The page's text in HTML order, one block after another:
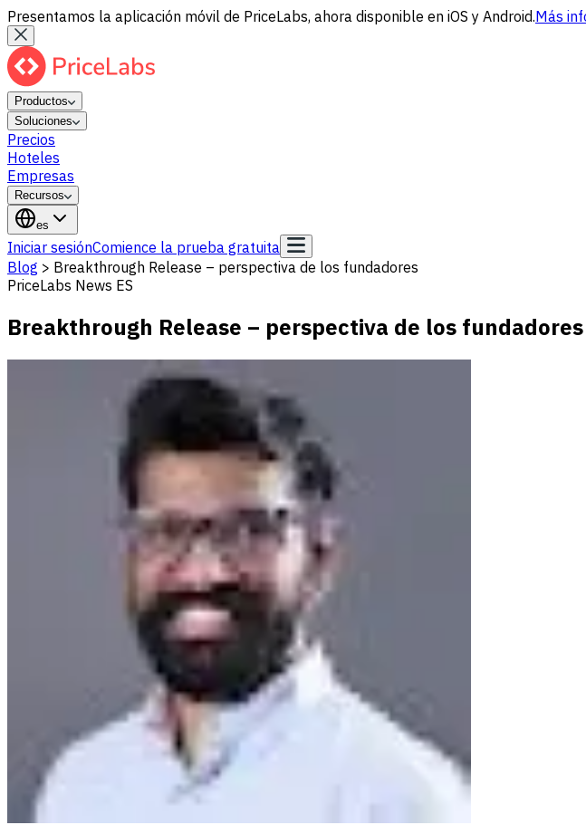
Presentamos la aplicación móvil de PriceLabs, ahora disponible en iOS y Android.Más
Productos
Soluciones
Precios
Hoteles
Empresas
Recursos
es
Iniciar sesiónComience la prueba gratuita
Blog > Breakthrough Release – perspectiva de los fundadores
PriceLabs News ES
Breakthrough Release – perspectiva de los fundadores